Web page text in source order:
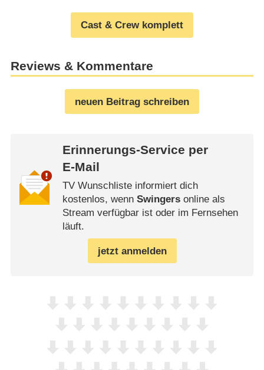
Cast & Crew komplett
Reviews & Kommentare
neuen Beitrag schreiben
Erinnerungs-Service per
E-Mail
TV Wunschliste informiert dich
kostenlos, wenn Swingersonline als
Stream verfügbar ist oder im Fernsehen
läuft.
jetzt anmelden